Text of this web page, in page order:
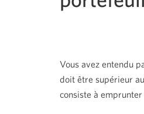
Vous avez entendu
doit être supérieur
consiste à